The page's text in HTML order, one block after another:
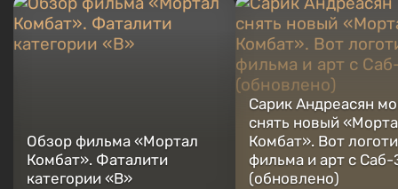
Обзор фильма «Мортал
Комбат». Фаталити
категории «B»
Сарик Андреасян
снять новый
Комбат». Вот
фильма и арт с
(обновлено)